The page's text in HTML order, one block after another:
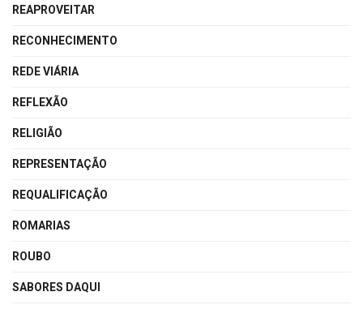
REAPROVEITAR
RECONHECIMENTO
REDE VIÁRIA
REFLEXÃO
RELIGIÃO
REPRESENTAÇÃO
REQUALIFICAÇÃO
ROMARIAS
ROUBO
SABORES DAQUI